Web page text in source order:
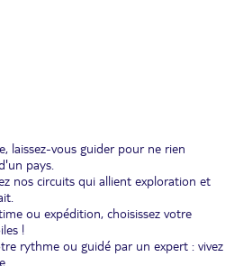
laissez-vous guider pour ne rien
pays.
nos circuits qui allient exploration et
ou expédition, choisissez votre
!
rythme ou guidé par un expert : vivez